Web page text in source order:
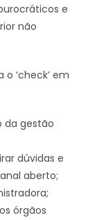
e
não
‘check’ em
da gestão
dúvidas e
aberto;
órgãos